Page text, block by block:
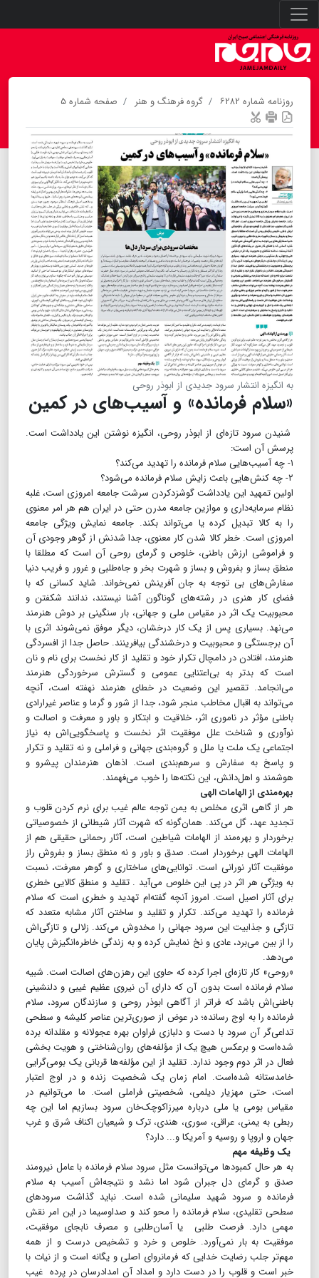
روزنامه شماره ۶۲۸۲ گروه فرهنگ و هنر صفحه شماره ۵
به انگیزه انتشار سرود جدیدی از ابوذر روحی
«سلام فرمانده» و آسیب‌های در کمین
شنیدن سرود تازه‌ای از ابوذر روحی، انگیزه نوشتن این یادداشت است‌.
پرسش آن است:
۱- چه آسیب‌هایی سلام فرمانده را تهدید می‌کند؟
۲- چه کنش‌هایی باعث زایش سلام فرمانده می‌شود؟
اولین تمهید این یادداشت گوشزد‌کردن سرشت جامعه امروزی است، غلبه
نظام سرمایه‌داری و موازین جامعه مدرن حتی در ایران هم هر امر معنوی
را به کالا تبدیل کرده یا می‌تواند بکند. جامعه نمایش ویژگی جامعه
امروزی است. خطر کالا شدن کار معنوی، جدا شدنش از گوهر وجودی آن
و فراموشی ارزش باطنی، خلوص و گرمای روحی آن است که مطلقا با
منطق بساز و بفروش و بساز و شهرت بخر و جاه‌طلبی و غرور و فریب دنیا
سفارش‌های بی توجه به جان آفرینش نمی‌خواند. شاید کسانی که با
فضای کار هنری در رشته‌های گوناگون آشنا نیستند، ندانند شکفتن و‌
محبوبیت یک اثر در مقیاس ملی و جهانی، بار سنگینی بر دوش هنرمند
می‌نهد. بسیاری پس از یک کار درخشان، دیگر موفق نمی‌شوند اثری با
آن برجستگی و ‌محبوبیت و درخشندگی بیافرینند. حاصل جدا از افسردگی
هنرمند، افتادن در دامچال تکرار خود و تقلید از کار نخست برای نام و نان
است که بدتر به بی‌اعتنایی عمومی ‌و گسترش سرخوردگی هنرمند
می‌انجامد. تقصیر این وضعیت در خطای هنرمند نهفته است، آنچه
می‌تواند به اقبال مخاطب منجر شود، جدا از شور و گرما و عناصر غیرارادی
باطنی مؤثر در ناموری اثر، خلاقیت و ابتکار و باور و معرفت و اصالت و
نوآوری و شناخت علل موفقیت اثر نخست و پاسخگویی‌اش به‌ نیاز
اجتماعی یک ملت یا ملل و گروه‌بندی جهانی و فراملی و نه تقلید و تکرار
و پاسخ به سفارش و سرهم‌بندی است. اذهان هنرمندان پیشرو و
هوشمند و اهل‌دانش، این نکته‌ها را خوب می‌فهمند.
بهره‌مندی از الهامات الهی
هر از گاهی اثری مخلص به یمن توجه عالم غیب برای نرم کردن قلوب و
تجدید عهد، گل می‌کند. همان‌گونه که شهرت آثار شیطانی از خصوصیاتی
برخوردار و بهره‌مند از الهامات شیاطین است، آثار رحمانی حقیقی هم از
الهامات الهی برخوردار است. صدق و باور و نه منطق بساز و بفروش راز
موفقیت آثار نورانی است. توانایی‌های ساختاری و گوهر معرفت، نسبت
به ویژگی هر اثر در پی این خلوص می‌آید . تقلید و منطق کالایی خطری
برای آثار اصیل است. امروز آنچه گفته‌ام تهدید و خطری است که سلام
فرمانده را تهدید می‌کند. تکرار و تقلید و ساختن آثار مشابه متعدد که
تازگی و ‌جذابیت این سرود جهانی را مخدوش می‌کند. زلالی و تازگی‌اش
را از بین می‌برد، عادی و نخ نمایش کرده و به زندگی خاطره‌انگیزش پایان
می‌دهد.
«روحی» کار تازه‌ای اجرا کرده که حاوی این رهزن‌های اصالت است. شبیه
سلام فرمانده است بدون آن که دارای آن نیروی عظیم غیبی و دلنشینی
باطنی‌اش باشد که فراتر از آگاهی ابوذر روحی و سازندگان سرود، سلام
فرمانده را به اوج رسانده؛ در عوض از صوری‌ترین عناصر کلیشه و سطحی
تداعی‌گر آن سرود با دست و دلبازی فراوان بهره عجولانه و مقلدانه برده
شده‌است و برعکس هیچ یک از مؤلفه‌های روان‌شناختی و‌ هویت بخشی
فعال در اثر دوم وجود ندارد. تقلید از این مؤلفه‌ها قربانی یک بومی‌گرایی
خامدستانه شده‌است. امام زمان یک شخصیت زنده و در اوج اعتبار
است، حتی مهزیار دیلمی، شخصیتی فراملی است. ما می‌توانیم در
مقیاس بومی یا ملی درباره میرزا‌کوچک‌خان سرود بسازیم اما این چه
ربطی به یمنی، عراقی، سوری، هندی، ترک و شیعیان اکناف شرق و غرب
جهان و اروپا و روسیه و آمریکا و... دارد؟
یک وظیفه مهم
به هر حال کمبودها می‌توانست مثل سرود سلام فرمانده با عامل نیرومند
صدق و گرمای دل جبران شود اما نشد و نتیجه‌اش آسیب به سلام
فرمانده و سرود شهید سلیمانی شده است. نباید گذاشت سرودهای
سطحی تقلیدی، سلام فرمانده را محو کند و صداوسیما در این امر نقش
مهمی ‌دارد. فرصت طلبی یا آسان‌طلبی و مصرف نابجای موفقیت،
موفقیت به بار نمی‌آورد. خلوص و خرد و تشخیص درست و از همه
مهم‌تر جلب رضایت خدایی که فرمانروای اصلی و یگانه است و از نیات با
خبر است و قلوب را در دست دارد و امداد آن امدادرسان در پرده غیب